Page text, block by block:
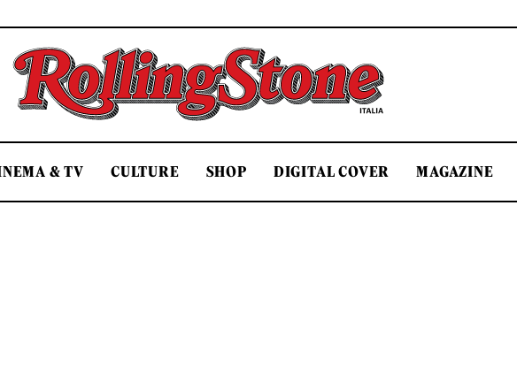
Rolling Stone Italia
& TV CULTURE SHOP DIGITAL COVER MAGAZINE